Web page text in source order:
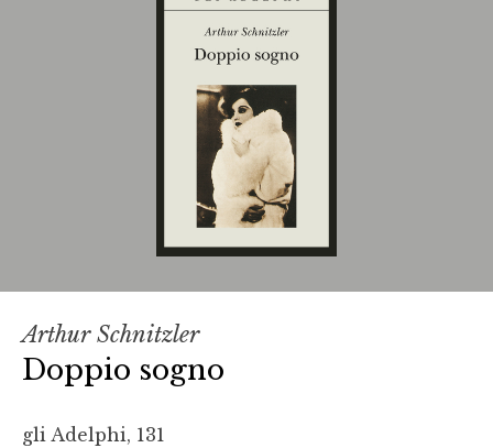
Arthur Schnitzler
Doppio sogno
gli Adelphi, 131